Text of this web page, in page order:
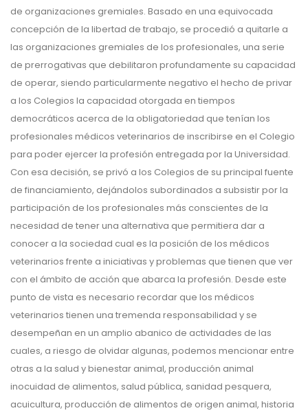
de organizaciones gremiales. Basado en una equivocada
concepción de la libertad de trabajo, se procedió a quitarle a
las organizaciones gremiales de los profesionales, una serie
de prerrogativas que debilitaron profundamente su capacidad
de operar, siendo particularmente negativo el hecho de privar
a los Colegios la capacidad otorgada en tiempos
democráticos acerca de la obligatoriedad que tenían los
profesionales médicos veterinarios de inscribirse en el Colegio
para poder ejercer la profesión entregada por la Universidad.
Con esa decisión, se privó a los Colegios de su principal fuente
de financiamiento, dejándolos subordinados a subsistir por la
participación de los profesionales más conscientes de la
necesidad de tener una alternativa que permitiera dar a
conocer a la sociedad cual es la posición de los médicos
veterinarios frente a iniciativas y problemas que tienen que ver
con el ámbito de acción que abarca la profesión. Desde este
punto de vista es necesario recordar que los médicos
veterinarios tienen una tremenda responsabilidad y se
desempeñan en un amplio abanico de actividades de las
cuales, a riesgo de olvidar algunas, podemos mencionar entre
otras a la salud y bienestar animal, producción animal
inocuidad de alimentos, salud pública, sanidad pesquera,
acuicultura, producción de alimentos de origen animal, historia